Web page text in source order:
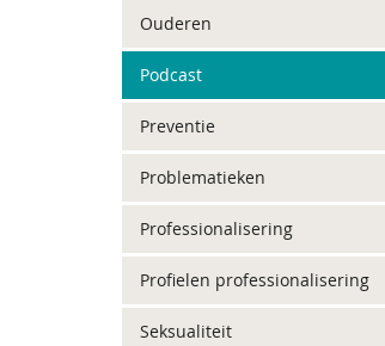
Ouderen
Podcast
Preventie
Problematieken
Professionalisering
Profielen professionalisering
Seksualiteit